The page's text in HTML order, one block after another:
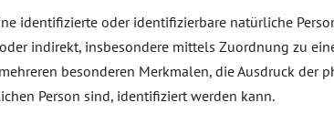
identifizierte oder identifizierbare natürliche
indirekt, insbesondere mittels Zuordnung zu
besonderen Merkmalen, die Ausdruck der
Person sind, identifiziert werden kann.